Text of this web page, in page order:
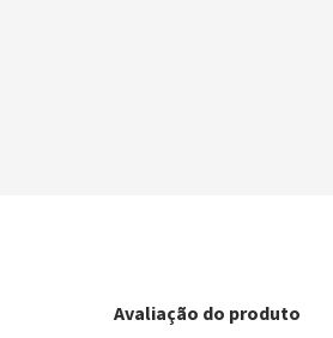
Avaliação do produto